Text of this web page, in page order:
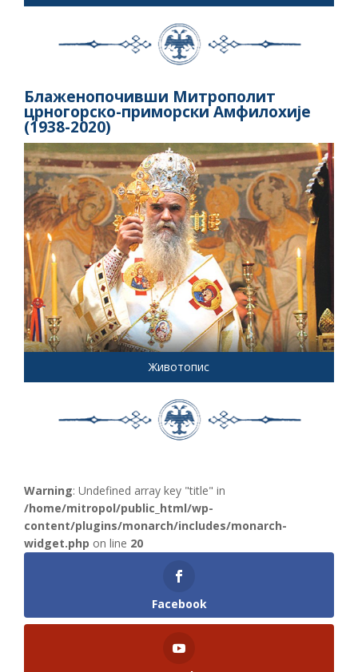
Блаженопочивши Митрополит
црногорско-приморски Амфилохије
(1938-2020)
Животопис
Warning: Undefined array key "title" in
/home/mitropol/public_html/wp-
content/plugins/monarch/includes/monarch-
widget.php on line 20
Facebook